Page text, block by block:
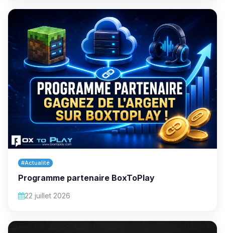
#Actualité
Programme partenaire BoxToPlay
22 juillet 2026